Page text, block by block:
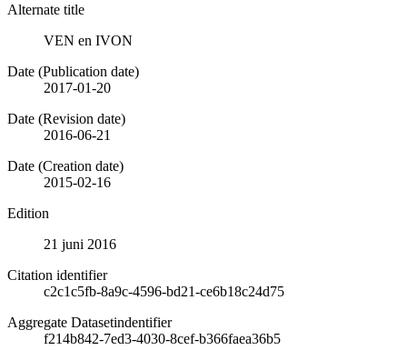
Alternate title
VEN en IVON
Date (Publication date)
2017-01-20
Date (Revision date)
2016-06-21
Date (Creation date)
2015-02-16
Edition
21 juni 2016
Citation identifier
c2c1c5fb-8a9c-4596-bd21-ce6b18c24d75
Aggregate Datasetindentifier
f214b842-7ed3-4030-8cef-b366faea36b5